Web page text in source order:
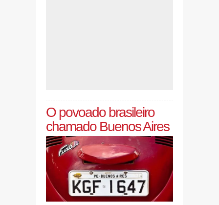
O povoado brasileiro
chamado Buenos Aires